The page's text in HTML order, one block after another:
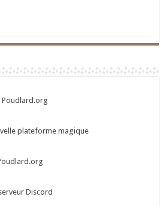
Poudlard.org
plateforme magique
Discord